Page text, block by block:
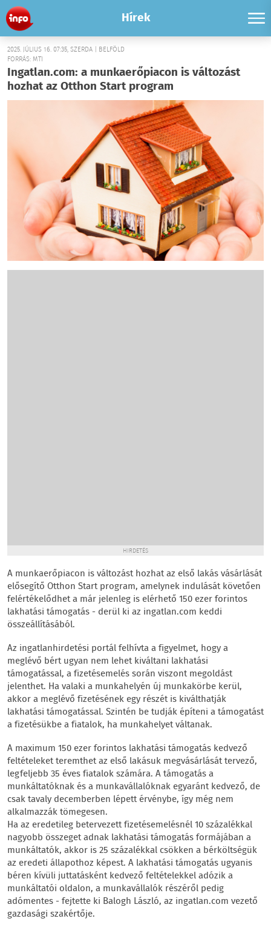
Hírek
2025. JÚLIUS 16. 07:35, SZERDA | BELFÖLD
FORRÁS: MTI
Ingatlan.com: a munkaerőpiacon is változást
hozhat az Otthon Start program
HIRDETÉS
A munkaerőpiacon is változást hozhat az első lakás vásárlását
elősegítő Otthon Start program, amelynek indulását követően
felértékelődhet a már jelenleg is elérhető 150 ezer forintos
lakhatási támogatás - derül ki az ingatlan.com keddi
összeállításából.
Az ingatlanhirdetési portál felhívta a figyelmet, hogy a
meglévő bért ugyan nem lehet kiváltani lakhatási
támogatással, a fizetésemelés során viszont megoldást
jelenthet. Ha valaki a munkahelyén új munkakörbe kerül,
akkor a meglévő fizetésének egy részét is kiválthatják
lakhatási támogatással. Szintén be tudják építeni a támogatást
a fizetésükbe a fiatalok, ha munkahelyet váltanak.
A maximum 150 ezer forintos lakhatási támogatás kedvező
feltételeket teremthet az első lakásuk megvásárlását tervező,
legfeljebb 35 éves fiatalok számára. A támogatás a
munkáltatóknak és a munkavállalóknak egyaránt kedvező, de
csak tavaly decemberben lépett érvénybe, így még nem
alkalmazzák tömegesen.
Ha az eredetileg betervezett fizetésemelésnél 10 százalékkal
nagyobb összeget adnak lakhatási támogatás formájában a
munkáltatók, akkor is 25 százalékkal csökken a bérköltségük
az eredeti állapothoz képest. A lakhatási támogatás ugyanis
béren kívüli juttatásként kedvező feltételekkel adózik a
munkáltatói oldalon, a munkavállalók részéről pedig
adómentes - fejtette ki Balogh László, az ingatlan.com vezető
gazdasági szakértője.